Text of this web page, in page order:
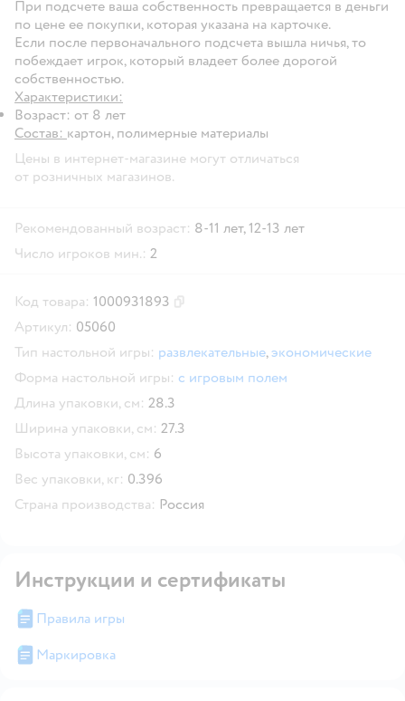
При подсчете ваша собственность превращается в деньги
по цене ее покупки, которая указана на карточке.
Если после первоначального подсчета вышла ничья, то
побеждает игрок, который владеет более дорогой
собственностью.
Характеристики:
Возраст: от 8 лет
Состав: картон, полимерные материалы
Цены в интернет-магазине могут отличаться
от розничных магазинов.
Рекомендованный возраст: 8-11 лет,12-13 лет
Число игроков мин.: 2
Код товара: 1000931893
Артикул: 05060
Тип настольной игры: развлекательные,экономические
Форма настольной игры: с игровым полем
Длина упаковки, см: 28.3
Ширина упаковки, см: 27.3
Высота упаковки, см: 6
Вес упаковки, кг: 0.396
Страна производства: Россия
Инструкции и сертификаты
Правила игры
Маркировка